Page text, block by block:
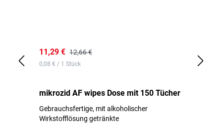
11,29 € 12,66 €
0,08 € / 1 Stück
mikrozid AF wipes Dose mit 150 Tücher
Gebrauchsfertige, mit alkoholischer
Wirkstofflösung getränkte